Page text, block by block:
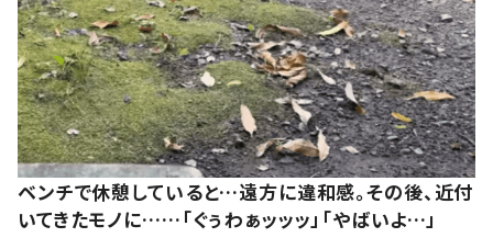
ベンチで休憩していると…遠方に違和感。その後、近付
いてきたモノに……「ぐぅわぁッッッ」「やばいよ…」